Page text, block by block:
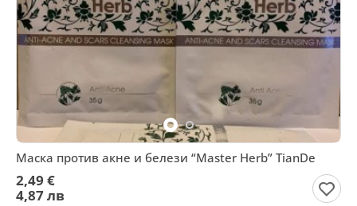
Маска против акне и белези “Master Herb” TianDe
2,49 €
4,87 лв